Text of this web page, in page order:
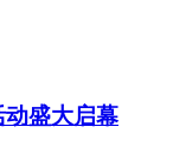
动盛大启幕